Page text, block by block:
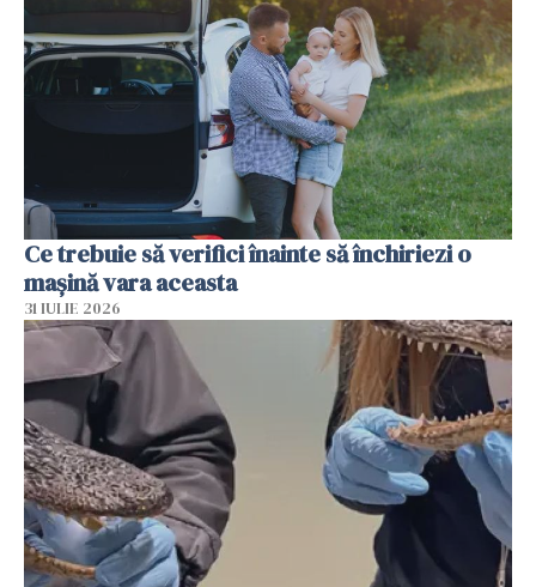
Ce trebuie să verifici înainte să închiriezi o
mașină vara aceasta
31 IULIE 2026